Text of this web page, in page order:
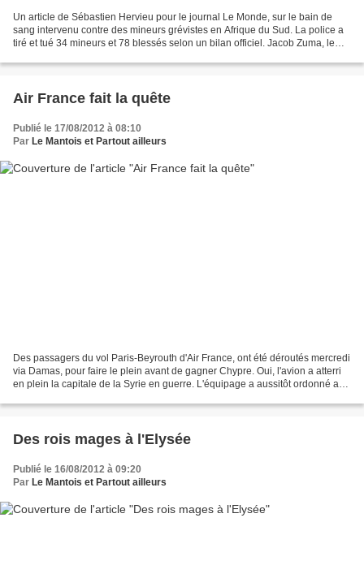
Un article de Sébastien Hervieu pour le journal Le Monde, sur le bain de
sang intervenu contre des mineurs grévistes en Afrique du Sud. La police a
tiré et tué 34 mineurs et 78 blessés selon un bilan officiel. Jacob Zuma, le
Air France fait la quête
Publié le 17/08/2012 à 08:10
Par Le Mantois et Partout ailleurs
Des passagers du vol Paris-Beyrouth d'Air France, ont été déroutés mercredi
via Damas, pour faire le plein avant de gagner Chypre. Oui, l'avion a atterri
en plein la capitale de la Syrie en guerre. L'équipage a aussitôt ordonné aux
Des rois mages à l'Elysée
Publié le 16/08/2012 à 09:20
Par Le Mantois et Partout ailleurs